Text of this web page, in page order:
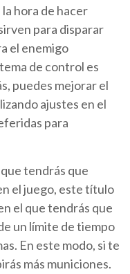
hora de hacer
para disparar
el enemigo
de control es
puedes mejorar el
ajustes en el
para
tendrás que
el juego, este título
el que tendrás que
un límite de tiempo
En este modo, si te
más municiones.